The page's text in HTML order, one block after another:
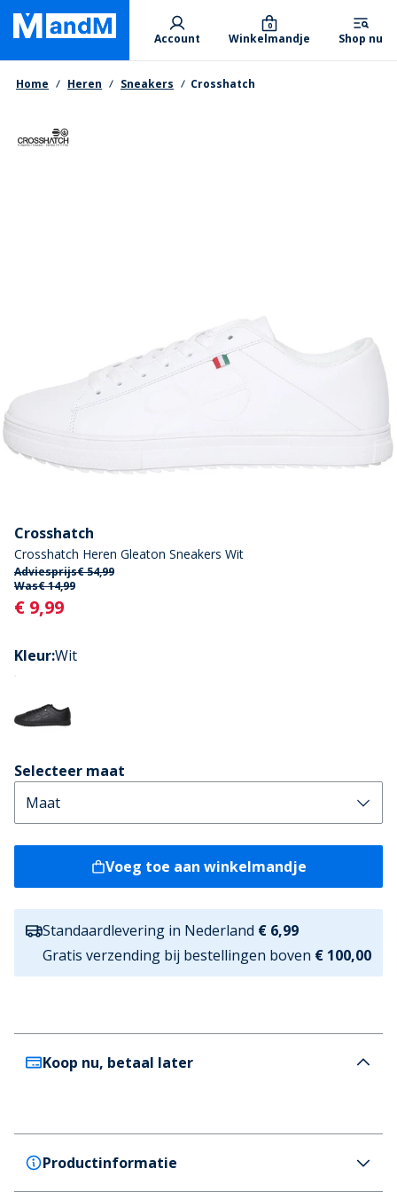
Skip
main
content
Primary departments
Account Winkelmandje
0
Shop nu
Kruimelpad
Home Heren Sneakers Crosshatch
Crosshatch
Crosshatch Heren Gleaton Sneakers Wit
Adviesprijs€ 54,99
Was€ 14,99
Current
€ 9,99
Kleur:Wit
Selecteer maat
Voeg toe aan winkelmandje
Standaardlevering in Nederland € 6,99
Gratis verzending bij bestellingen boven € 100,00
Koop nu, betaal later
Productinformatie